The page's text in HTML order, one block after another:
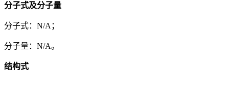
分子式及分子量
分子式：N/A；
分子量：N/A。
结构式